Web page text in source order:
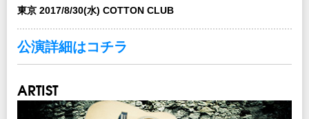
チケット
￥7,400-(税込/All Standing/1Drink別)
チケット発売日
4/15(土)10:00am～
イープラス
チケットぴあ：0570-02-9999 Pコード：328-102
ローソンチケット：0570-084-003 Lコード：71211
東京 2017/8/30(水) COTTON CLUB
公演詳細はコチラ
ARTIST